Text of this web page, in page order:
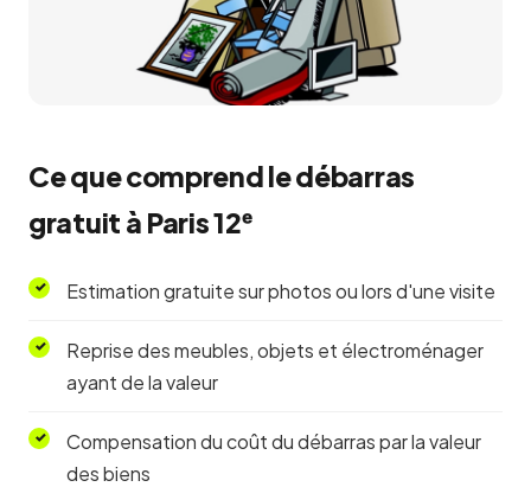
Ce que comprend le débarras
gratuit à Paris 12ᵉ
Estimation gratuite sur photos ou lors d'une visite
Reprise des meubles, objets et électroménager
ayant de la valeur
Compensation du coût du débarras par la valeur
des biens